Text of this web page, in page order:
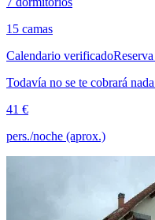
15 camas
Calendario verificado
Todavía no se te cobrará
41 €
pers./noche (aprox.)